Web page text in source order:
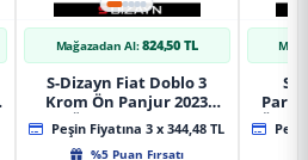
Mağazadan Al: 824,50 TL
S-Dizayn Fiat Doblo 3
Krom Ön Panjur 2023
Üzeri A+ Kalite
Peşin Fiyatına 3 x 344,48 TL
%5 Puan Fırsatı
S-
Ön